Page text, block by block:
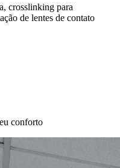
crosslinking para
de lentes de contato
conforto